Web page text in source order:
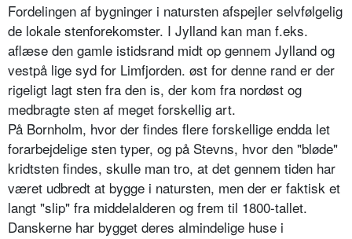
Fordelingen af bygninger i natursten afspejler selvfølgelig
de lokale stenforekomster. I Jylland kan man f.eks.
aflæse den gamle istidsrand midt op gennem Jylland og
vestpå lige syd for Limfjorden. øst for denne rand er der
rigeligt lagt sten fra den is, der kom fra nordøst og
medbragte sten af meget forskellig art.
På Bornholm, hvor der findes flere forskellige endda let
forarbejdelige sten typer, og på Stevns, hvor den "bløde"
kridtsten findes, skulle man tro, at det gennem tiden har
været udbredt at bygge i natursten, men der er faktisk et
langt "slip" fra middelalderen og frem til 1800-tallet.
Danskerne har bygget deres almindelige huse i